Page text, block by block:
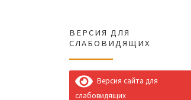
ВЕРСИЯ ДЛЯ
СЛАБОВИДЯЩИХ
Версия сайта для
слабовидящих